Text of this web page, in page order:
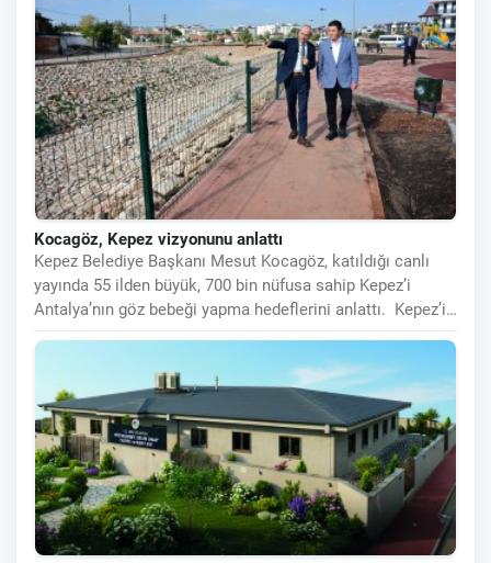
Kocagöz, Kepez vizyonunu anlattı
Kepez Belediye Başkanı Mesut Kocagöz, katıldığı canlı
yayında 55 ilden büyük, 700 bin nüfusa sahip Kepez’i
Antalya’nın göz bebeği yapma hedeflerini anlattı. Kepez’i
UNESCO